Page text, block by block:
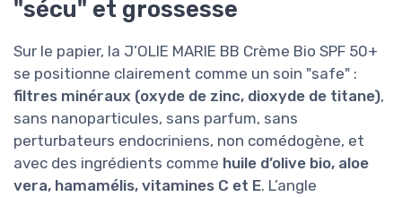
"sécu" et grossesse
Sur le papier, la J’OLIE MARIE BB Crème Bio SPF 50+
se positionne clairement comme un soin "safe" :
filtres minéraux (oxyde de zinc, dioxyde de titane),
sans nanoparticules, sans parfum, sans
perturbateurs endocriniens, non comédogène, et
avec des ingrédients comme huile d’olive bio, aloe
vera, hamamélis, vitamines C et E. L’angle